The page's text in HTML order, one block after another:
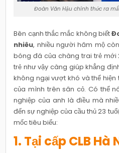
Đoàn Văn Hậu chính thức ra
Bên cạnh thắc mắc không biết
nhiêu, nhiều người hâm mộ
bóng đá của chàng trai trẻ mới
trẻ như vậy càng giúp khẳng
không ngại vượt khó và thể
của mình trên sân cỏ. Có thể
nghiệp của anh là điều mà
đến sự nghiệp của cầu thủ 23
mốc tiêu biểu:
1. Tại cấp CLB Hà